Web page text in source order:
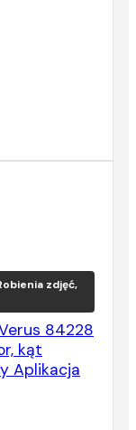
zdjęć,
84228
kąt
Aplikacja